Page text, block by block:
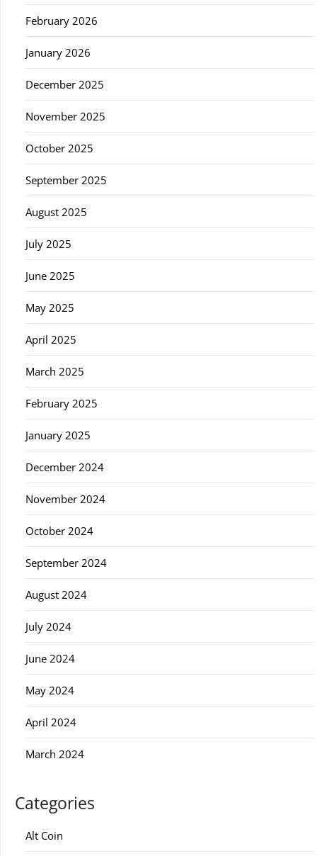
February 2026
January 2026
December 2025
November 2025
October 2025
September 2025
August 2025
July 2025
June 2025
May 2025
April 2025
March 2025
February 2025
January 2025
December 2024
November 2024
October 2024
September 2024
August 2024
July 2024
June 2024
May 2024
April 2024
March 2024
Categories
Alt Coin